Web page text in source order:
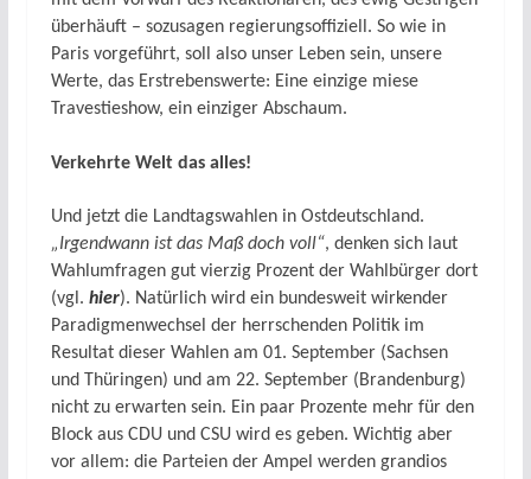
überhäuft – sozusagen regierungsoffiziell. So wie in
Paris vorgeführt, soll also unser Leben sein, unsere
Werte, das Erstrebenswerte: Eine einzige miese
Travestieshow, ein einziger Abschaum.
Verkehrte Welt das alles!
Und jetzt die Landtagswahlen in Ostdeutschland.
„Irgendwann ist das Maß doch voll“, denken sich laut
Wahlumfragen gut vierzig Prozent der Wahlbürger dort
(vgl. hier). Natürlich wird ein bundesweit wirkender
Paradigmenwechsel der herrschenden Politik im
Resultat dieser Wahlen am 01. September (Sachsen
und Thüringen) und am 22. September (Brandenburg)
nicht zu erwarten sein. Ein paar Prozente mehr für den
Block aus CDU und CSU wird es geben. Wichtig aber
vor allem: die Parteien der Ampel werden grandios